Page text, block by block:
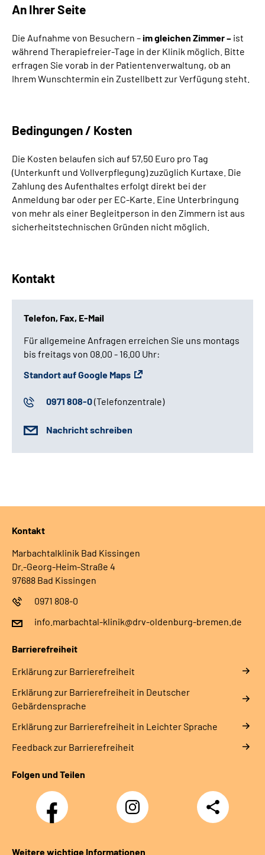
An Ihrer Seite
Die Aufnahme von Besuchern –im gleichen Zimmer – ist
während Therapiefreier-Tage in der Klinik möglich. Bitte
erfragen Sie vorab in der Patientenverwaltung, ob an
Ihrem Wunschtermin ein Zustellbett zur Verfügung steht.
Bedingungen / Kosten
Die Kosten belaufen sich auf 57,50 Euro pro Tag
(Unterkunft und Vollverpflegung) zuzüglich Kurtaxe. Die
Zahlung des Aufenthaltes erfolgt direkt bei der
Anmeldung bar oder per EC-Karte. Eine Unterbringung
von mehr als einer Begleitperson in den Zimmern ist aus
sicherheitstechnischen Gründen nicht möglich.
Kontakt
Telefon, Fax, E-Mail
Für allgemeine Anfragen erreichen Sie uns montags
bis freitags von 08.00 - 16.00 Uhr:
Standort auf Google Maps
0971 808-0(Telefonzentrale)
Nachricht schreiben
Kontakt
Marbachtalklinik Bad Kissingen
Dr.-Georg-Heim-Straße 4
97688 Bad Kissingen
0971 808-0
info.marbachtal-klinik@drv-oldenburg-bremen.de
Barrierefreiheit
Erklärung zur Barrierefreiheit
Erklärung zur Barrierefreiheit in Deutscher
Gebärdensprache
Erklärung zur Barrierefreiheit in Leichter Sprache
Feedback zur Barrierefreiheit
Folgen und Teilen
Facebook Instagram
Teilen
Weitere wichtige Informationen